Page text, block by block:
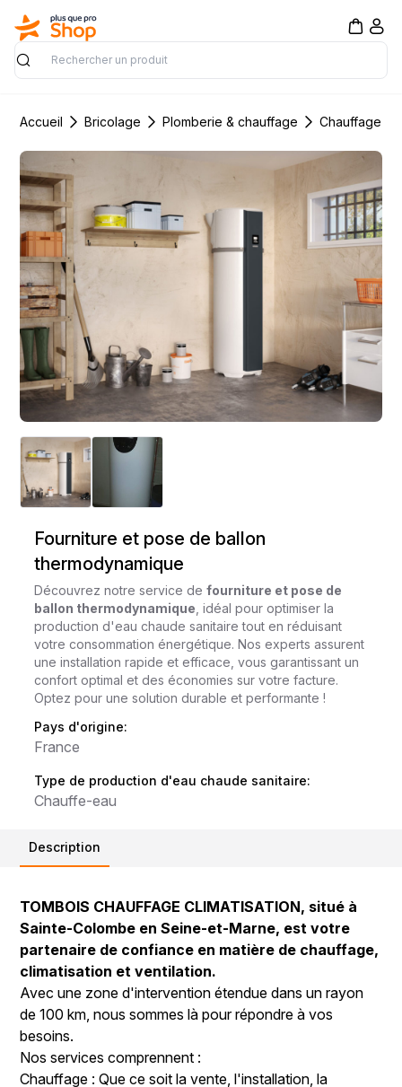
Rechercher
Accueil Bricolage Plomberie & chauffage Chauffage
Fourniture et pose de ballon
thermodynamique
Découvrez notre service defourniture et pose de
ballon thermodynamique , idéal pour optimiser la
production d'eau chaude sanitaire tout en réduisant
votre consommation énergétique. Nos experts assurent
une installation rapide et efficace, vous garantissant un
confort optimal et des économies sur votre facture.
Optez pour une solution durable et performante !
Pays d'origine:
France
Type de production d'eau chaude sanitaire:
Chauffe-eau
Description
TOMBOIS CHAUFFAGE CLIMATISATION, situé à
Sainte-Colombe en Seine-et-Marne, est votre
partenaire de confiance en matière de chauffage,
climatisation et ventilation.
Avec une zone d'intervention étendue dans un rayon
de 100 km, nous sommes là pour répondre à vos
besoins.
Nos services comprennent :
Chauffage : Que ce soit la vente, l'installation, la